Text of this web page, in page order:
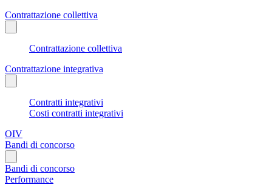
Contrattazione collettiva
Contrattazione collettiva
Contrattazione integrativa
Contratti integrativi
Costi contratti integrativi
OIV
Bandi di concorso
Bandi di concorso
Performance